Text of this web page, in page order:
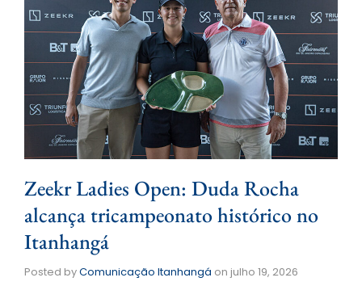
Zeekr Ladies Open: Duda Rocha
alcança tricampeonato histórico no
Itanhangá
Posted byComunicação Itanhangá on julho 19, 2026